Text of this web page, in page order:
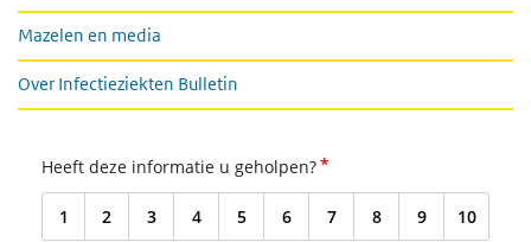
Mazelen en media
Over Infectieziekten Bulletin
Heeft deze informatie u geholpen?*
1 2 3 4 5 6 7 8 9 10